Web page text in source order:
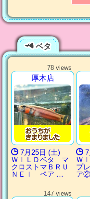
ベタ
78 views
厚木店
7月25日 (土)
ＷＩＬＤベタ マ
クロストマＢＲＵ
ＮＥＩ ペア …
Ｗ
プ
ア
147 views